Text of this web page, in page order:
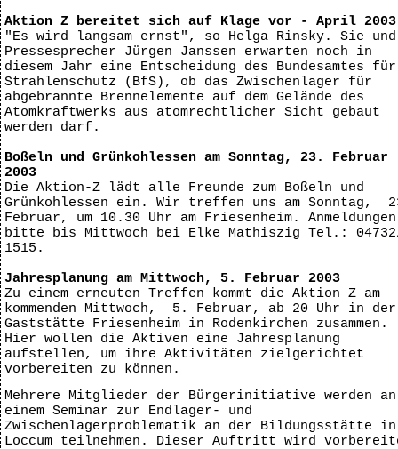
Aktion Z bereitet sich auf Klage vor - April 2003
"Es wird langsam ernst", so Helga Rinsky. Sie und
Pressesprecher Jürgen Janssen erwarten noch in
diesem Jahr eine Entscheidung des Bundesamtes für
Strahlenschutz (BfS), ob das Zwischenlager für
abgebrannte Brennelemente auf dem Gelände des
Atomkraftwerks aus atomrechtlicher Sicht gebaut
werden darf.
Boßeln und Grünkohlessen am Sonntag, 23. Februar
2003
Die Aktion-Z lädt alle Freunde zum Boßeln und
Grünkohlessen ein. Wir treffen uns am Sonntag,
Februar, um 10.30 Uhr am Friesenheim. Anmeldungen
bitte bis Mittwoch bei Elke Mathiszig Tel.:
1515.
Jahresplanung am Mittwoch, 5. Februar 2003
Zu einem erneuten Treffen kommt die Aktion Z am
kommenden Mittwoch, 5. Februar, ab 20 Uhr in der
Gaststätte Friesenheim in Rodenkirchen zusammen.
Hier wollen die Aktiven eine Jahresplanung
aufstellen, um ihre Aktivitäten zielgerichtet
vorbereiten zu können.
Mehrere Mitglieder der Bürgerinitiative werden an
einem Seminar zur Endlager- und
Zwischenlagerproblematik an der Bildungsstätte in
Loccum teilnehmen. Dieser Auftritt wird